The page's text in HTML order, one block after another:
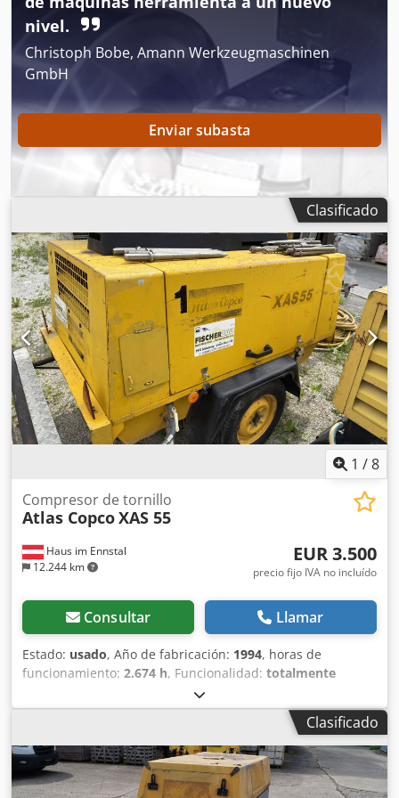
nivel.
Christoph Bobe, Amann Werkzeugmaschinen
GmbH
Enviar subasta
Clasificado
1 /8
Haus im Ennstal
12.244 km
Compresor de tornillo
Atlas CopcoXAS 55
EUR 3.500
precio fijo IVA no incluído
Consultar Llamar
Estado: usado, Año de fabricación: 1994, horas de
funcionamiento: 2.674 h, Funcionalidad: totalmente
, Atlas Copco XAS 55 Compresor de obra /
Compresor de tornillo - Año 1994 - incluye accesorios
Venta comercial de un compresor móvil Atlas Copco XAS 55
en paquete completo. En venta un compresor de tornillo
fiable y robusto del reconocido fabricante Atlas Copco,
modelo XAS 55. El equipo proviene de la flota de Fischer
Clasificado